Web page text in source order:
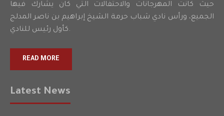
حيث كانت المهرجانات والاحتفالات التي كان يشارك فيها
الجميع، ورأس نادي شباب حرمة الشيخ إبراهيم بن ناصر المدلج
كأول رئيس للنادي.
READ MORE
Latest News